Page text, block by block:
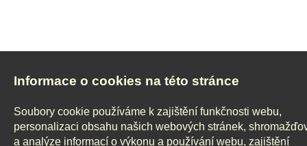
Informace o cookies na této stránce
Soubory cookie používáme k zajištění funkčnosti webu,
personalizaci obsahu našich webových stránek,
a analýze informací o výkonu a používání webu, zajištění